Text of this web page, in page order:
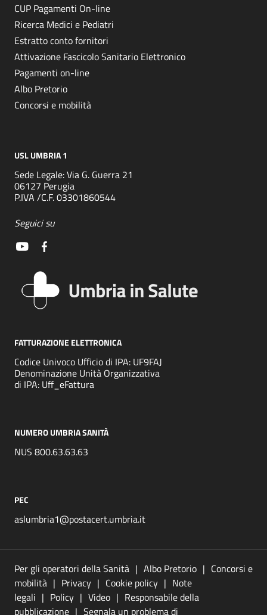
CUP Pagamenti On-line
Ricerca Medici e Pediatri
Estratto conto fornitori
Attivazione Fascicolo Sanitario Elettronico
Pagamenti on-line
Albo Pretorio
Concorsi e mobilità
USL UMBRIA 1
Sede Legale: Via G. Guerra 21
06127 Perugia
P.IVA /C.F. 03301860544
Seguici su
FATTURAZIONE ELETTRONICA
Codice Univoco Ufficio di IPA: UF9FAJ
Denominazione Unità Organizzativa
di IPA: Uff_eFattura
NUMERO UMBRIA SANITÀ
NUS 800.63.63.63
PEC
aslumbria1@postacert.umbria.it
Per gli operatori della Sanità Albo Pretorio
Concorsi e
mobilità
Privacy Cookie policy
Note
legali
Policy Video
Responsabile della
pubblicazione
Segnala un problema di